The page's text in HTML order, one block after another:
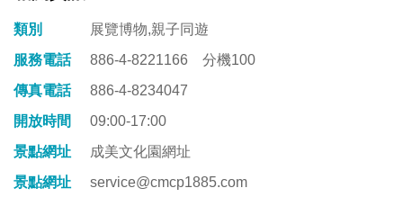
類別
展覽博物,親子同遊
服務電話
886-4-8221166 分機100
傳真電話
886-4-8234047
開放時間
09:00-17:00
景點網址
成美文化園網址
景點網址
service@cmcp1885.com